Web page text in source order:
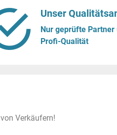
Unser
Nur geprüfte
Profi-Qualität
Verkäufern!